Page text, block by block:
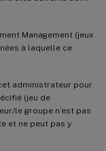
Management (jeux
à laquelle ce
administrateur pour
(jeu de
le groupe n’est pas
et ne peut pas y